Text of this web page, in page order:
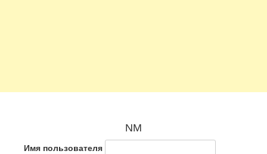
NM
Имя пользователя